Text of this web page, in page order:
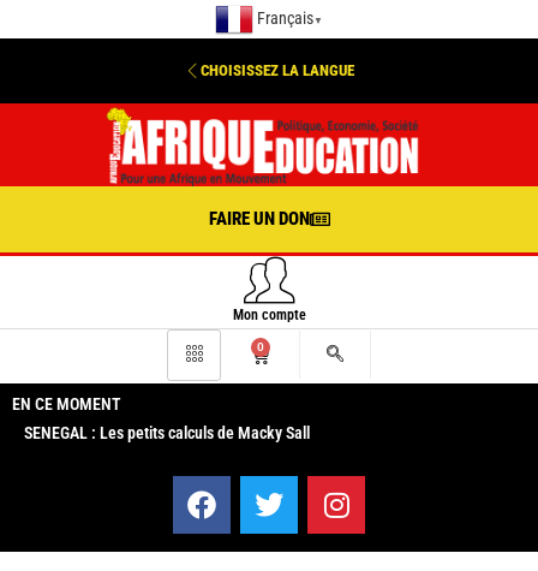
Français ▼
CHOISISSEZ LA LANGUE
FAIRE UN DON
Mon compte
0
EN CE MOMENT
SENEGAL : Les petits calculs de Macky Sall